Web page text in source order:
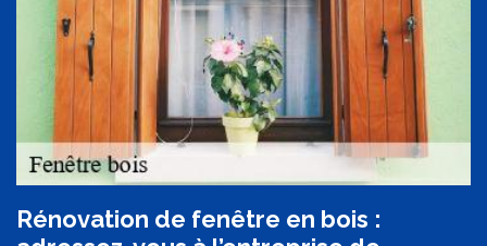
Rénovation de fenêtre en bois :